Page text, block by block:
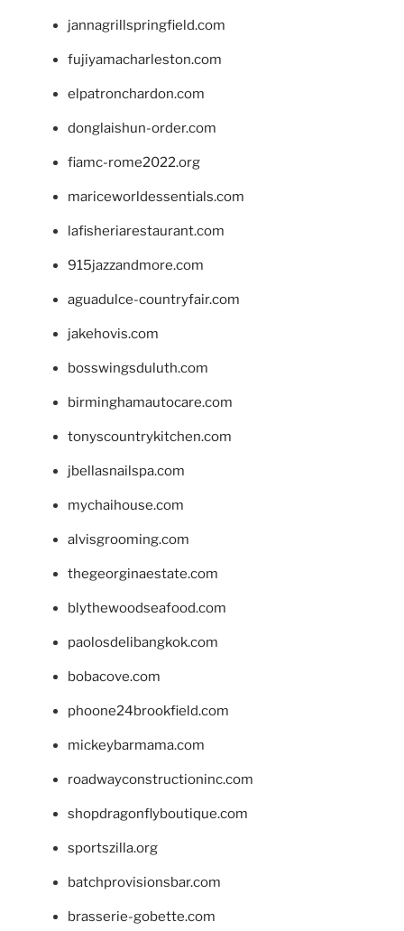
jannagrillspringfield.com
fujiyamacharleston.com
elpatronchardon.com
donglaishun-order.com
fiamc-rome2022.org
mariceworldessentials.com
lafisheriarestaurant.com
915jazzandmore.com
aguadulce-countryfair.com
jakehovis.com
bosswingsduluth.com
birminghamautocare.com
tonyscountrykitchen.com
jbellasnailspa.com
mychaihouse.com
alvisgrooming.com
thegeorginaestate.com
blythewoodseafood.com
paolosdelibangkok.com
bobacove.com
phoone24brookfield.com
mickeybarmama.com
roadwayconstructioninc.com
shopdragonflyboutique.com
sportszilla.org
batchprovisionsbar.com
brasserie-gobette.com